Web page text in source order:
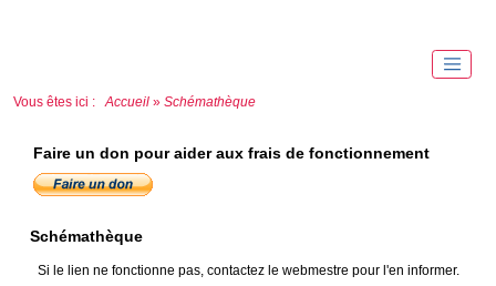
Vous êtes ici : Accueil » Schémathèque
Faire un don pour aider aux frais de fonctionnement
Schémathèque
Si le lien ne fonctionne pas, contactez le webmestre pour l'en informer.